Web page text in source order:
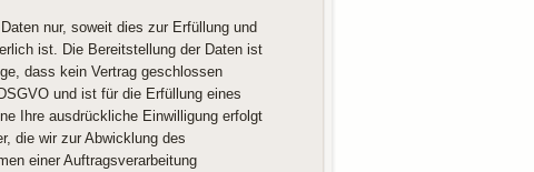
nur, soweit dies zur Erfüllung und
ist. Die Bereitstellung der Daten ist
dass kein Vertrag geschlossen
und ist für die Erfüllung eines
Ihre ausdrückliche Einwilligung erfolgt
die wir zur Abwicklung des
einer Auftragsverarbeitung